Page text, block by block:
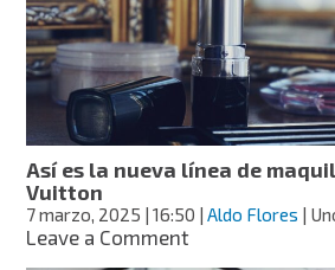
piel,
paso
a
paso:
dermatóloga
Así es la nueva línea de
Vuitton
7 marzo, 2025 | 16:50 |Aldo Flores |
Leave a Commenton